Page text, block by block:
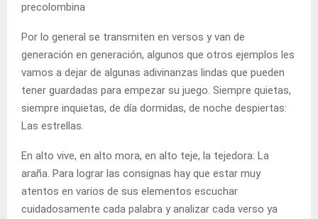
precolombina
Por lo general se transmiten en versos y van de
generación en generación, algunos que otros ejemplos les
vamos a dejar de algunas adivinanzas lindas que pueden
tener guardadas para empezar su juego. Siempre quietas,
siempre inquietas, de día dormidas, de noche despiertas:
Las estrellas.
En alto vive, en alto mora, en alto teje, la tejedora: La
araña. Para lograr las consignas hay que estar muy
atentos en varios de sus elementos escuchar
cuidadosamente cada palabra y analizar cada verso ya